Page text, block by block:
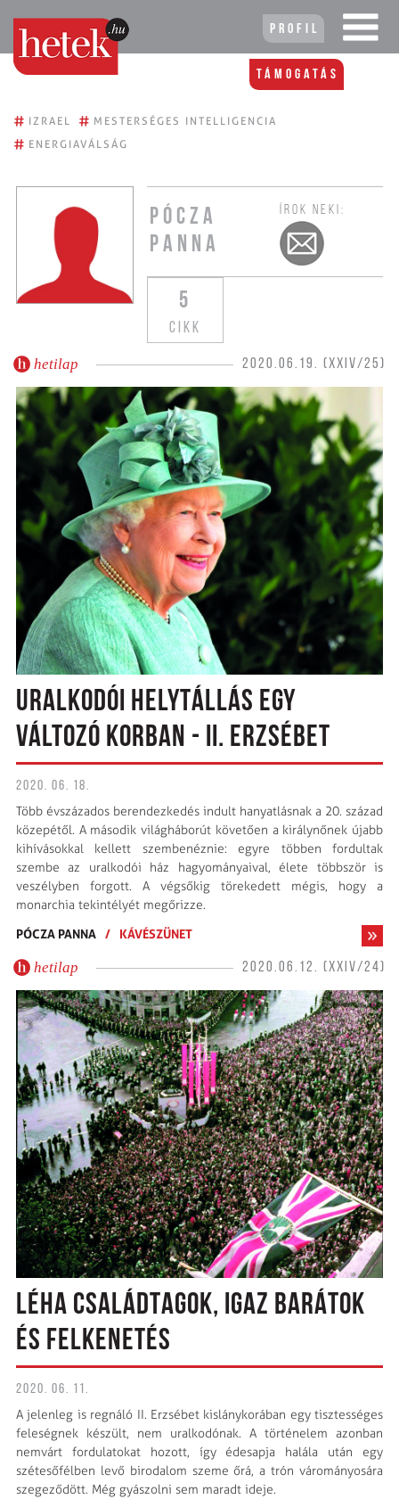
Profil
Támogatás
# IZRAEL # MESTERSÉGES INTELLIGENCIA
# ENERGIAVÁLSÁG
PÓCZA
PANNA
ÍROK NEKI:
5
CIKK
hetilap 2020.06.19. (XXIV/25)
URALKODÓI HELYTÁLLÁS EGY
VÁLTOZÓ KORBAN - II. ERZSÉBET
2020. 06. 18.
Több évszázados berendezkedés indult hanyatlásnak a 20. század
közepétől. A második világháborút követően a királynőnek újabb
kihívásokkal kellett szembenéznie: egyre többen fordultak
szembe az uralkodói ház hagyományaival, élete többször is
veszélyben forgott. A végsőkig törekedett mégis, hogy a
monarchia tekintélyét megőrizze.
PÓCZA PANNA / KÁVÉSZÜNET
hetilap 2020.06.12. (XXIV/24)
LÉHA CSALÁDTAGOK, IGAZ BARÁTOK
ÉS FELKENETÉS
2020. 06. 11.
A jelenleg is regnáló II. Erzsébet kislánykorában egy tisztességes
feleségnek készült, nem uralkodónak. A történelem azonban
nemvárt fordulatokat hozott, így édesapja halála után egy
szétesőfélben levő birodalom szeme őrá, a trón várományosára
szegeződött. Még gyászolni sem maradt ideje.